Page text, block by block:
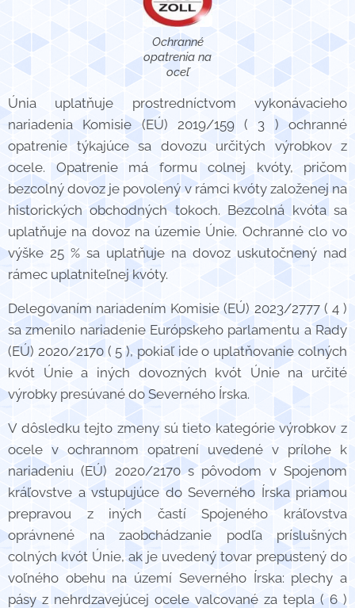
Ochranné
opatrenia na
oceľ
Únia uplatňuje prostredníctvom vykonávacieho
nariadenia Komisie (EÚ) 2019/159 ( 3 ) ochranné
opatrenie týkajúce sa dovozu určitých výrobkov z
ocele. Opatrenie má formu colnej kvóty, pričom
bezcolný dovoz je povolený v rámci kvóty založenej na
historických obchodných tokoch. Bezcolná kvóta sa
uplatňuje na dovoz na územie Únie. Ochranné clo vo
výške 25 % sa uplatňuje na dovoz uskutočnený nad
rámec uplatniteľnej kvóty.
Delegovaním nariadením Komisie (EÚ) 2023/2777 ( 4 )
sa zmenilo nariadenie Európskeho parlamentu a Rady
(EÚ) 2020/2170 ( 5 ), pokiaľ ide o uplatňovanie colných
kvót Únie a iných dovozných kvót Únie na určité
výrobky presúvané do Severného Írska.
V dôsledku tejto zmeny sú tieto kategórie výrobkov z
ocele v ochrannom opatrení uvedené v prílohe k
nariadeniu (EÚ) 2020/2170 s pôvodom v Spojenom
kráľovstve a vstupujúce do Severného Írska priamou
prepravou z iných častí Spojeného kráľovstva
oprávnené na zaobchádzanie podľa príslušných
colných kvót Únie, ak je uvedený tovar prepustený do
voľného obehu na území Severného Írska: plechy a
pásy z nehrdzavejúcej ocele valcované za tepla ( 6 )